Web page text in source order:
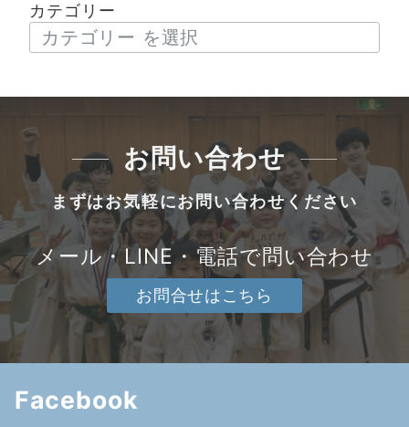
カテゴリー
お問い合わせ
まずはお気軽にお問い合わせください
メール・LINE・電話で問い合わせ
お問合せはこちら
Facebook